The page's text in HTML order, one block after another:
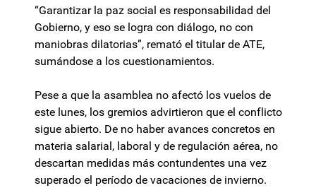
“Garantizar la paz social es responsabilidad del
Gobierno, y eso se logra con diálogo, no con
maniobras dilatorias”, remató el titular de ATE,
sumándose a los cuestionamientos.
Pese a que la asamblea no afectó los vuelos de
este lunes, los gremios advirtieron que el conflicto
sigue abierto. De no haber avances concretos en
materia salarial, laboral y de regulación aérea, no
descartan medidas más contundentes una vez
superado el período de vacaciones de invierno.